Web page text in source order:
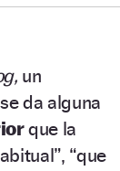
un
da alguna
que la
“que